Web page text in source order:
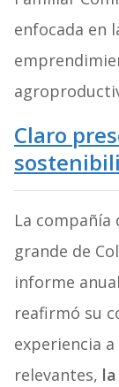
enfocada en
Claro
La compañía
grande de
informe
reafirmó su
experiencia
relevantes,